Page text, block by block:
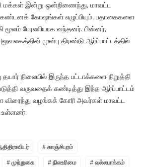
மக்கள் இன்று ஒன்றிணைந்து, மாவட்ட
கண்டனக் கோஷங்கள் எழுப்பியும், பதாகைகளை
மூலம் பேரணியாக வந்தனர். பின்னர்,
முன்பு திரண்டு ஆர்ப்பாட்டத்தில்
நிலையில் இருந்த பட்டாக்களை நிறுத்தி
வருவதைக் கண்டித்து இந்த ஆர்ப்பாட்டம்
விரைந்து வழங்கக் கோரி அவர்கள் மாவட்ட
உள்ளனர்.
# காஞ்சிபுரம்
# முற்றுகை # நிலஉரிமை # வல்லபாக்கம்